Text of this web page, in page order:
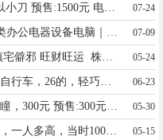
摩托车:春风150，喜欢的可以小刀 预售:1500元 电话13082025608 07-24
07-09
出售自养龙骨树:自养龙骨树 镇宅僻邪 旺财旺运 株高30/60公分 预售: 电话19103215686 05-24
06-23
边牧犬:刚一岁边牧犬母狗，异瞳，300元 预售:300元 电话13363748216 05-30
不锈钢水桶:不锈钢大水桶一个，一人多高，当时1000多买的。 预售:230元 电话15631903886 05-15